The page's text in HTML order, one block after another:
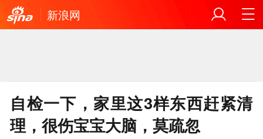
新浪网
自检一下，家里这3样东西赶紧清
理，很伤宝宝大脑，莫疏忽